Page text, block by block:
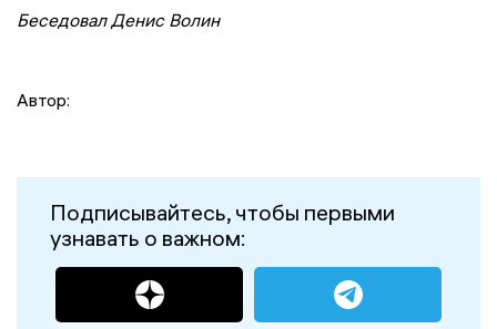
Беседовал Денис Волин
Автор:
Подписывайтесь, чтобы первыми
узнавать о важном: